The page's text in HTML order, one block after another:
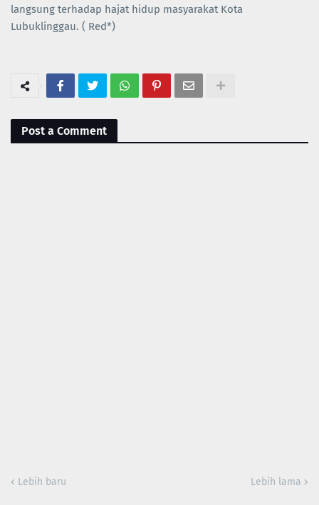
langsung terhadap hajat hidup masyarakat Kota
Lubuklinggau. ( Red*)
Post a Comment
Lebih baru Lebih lama